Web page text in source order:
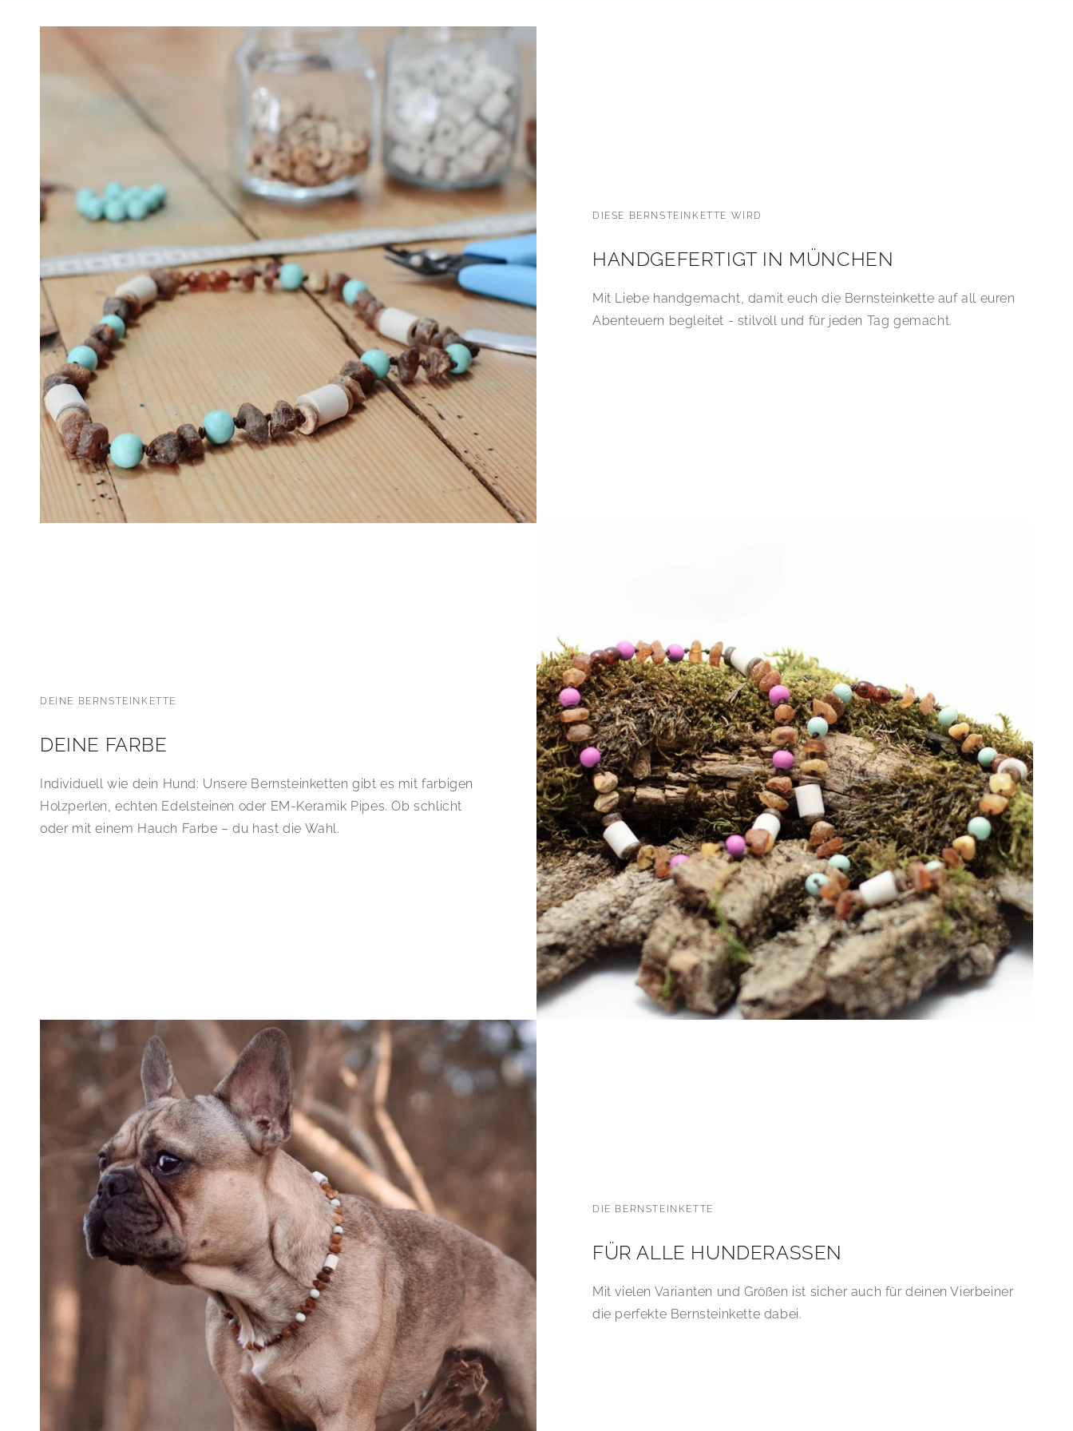
DIESE BERNSTEINKETTE WIRD
HANDGEFERTIGT IN MÜNCHEN
Mit Liebe handgemacht, damit euch die Bernsteinkette auf all euren
Abenteuern begleitet - stilvoll und für jeden Tag gemacht.
DEINE BERNSTEINKETTE
DEINE FARBE
Individuell wie dein Hund: Unsere Bernsteinketten gibt es mit farbigen
Holzperlen, echten Edelsteinen oder EM-Keramik Pipes. Ob schlicht
oder mit einem Hauch Farbe – du hast die Wahl.
DIE BERNSTEINKETTE
FÜR ALLE HUNDERASSEN
Mit vielen Varianten und Größen ist sicher auch für deinen Vierbeiner
die perfekte Bernsteinkette dabei.